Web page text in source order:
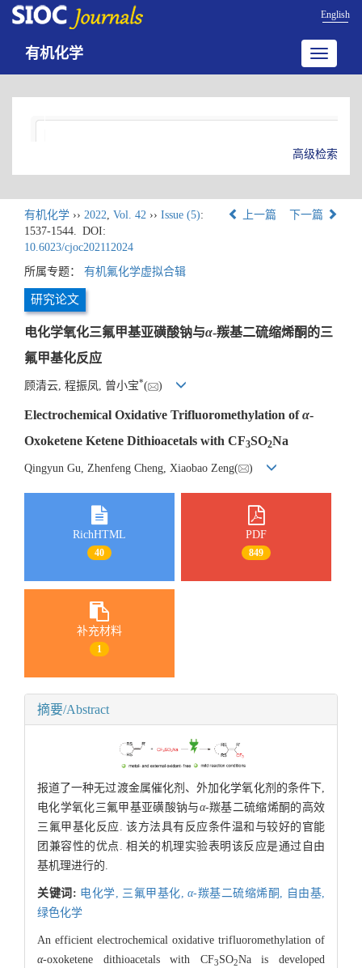
English
Toggle
有机化学
高级检索
有机化学 ›› 2022, Vol. 42 ›› Issue (5):
1537-1544. DOI:
10.6023/cjoc202112024
上一篇 下一篇
所属专题： 有机氟化学虚拟合辑
研究论文
电化学氧化三氟甲基亚磺酸钠与α-羰基二硫缩烯酮的三
氟甲基化反应
顾清云, 程振凤, 曾小宝*( )
Electrochemical Oxidative Trifluoromethylation ofα-
Oxoketene Ketene Dithioacetals with CF3SO2Na
Qingyun Gu, Zhenfeng Cheng, Xiaobao Zeng( )
RichHTML
40
PDF
849
补充材料
1
摘要/Abstract
报道了一种无过渡金属催化剂、外加化学氧化剂的条件下,
电化学氧化三氟甲基亚磺酸钠与α-羰基二硫缩烯酮的高效
三氟甲基化反应. 该方法具有反应条件温和与较好的官能
团兼容性的优点. 相关的机理实验表明该反应是通过自由
基机理进行的.
关键词: 电化学, 三氟甲基化, α-羰基二硫缩烯酮, 自由基,
绿色化学
An efficient electrochemical oxidative trifluoromethylation of
α-oxoketene dithioacetals with CF3SO2Na is developed